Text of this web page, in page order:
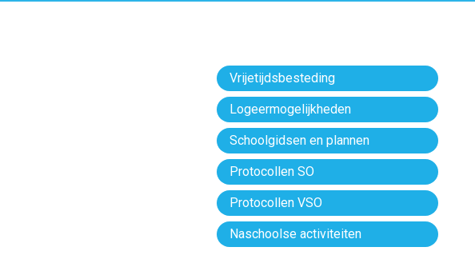
Vrijetijdsbesteding
Logeermogelijkheden
Schoolgidsen en plannen
Protocollen SO
Protocollen VSO
Naschoolse activiteiten